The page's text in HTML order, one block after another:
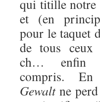
qui titille notre
et (en
pour le taquet
de tous
ch… enfin
compris.
Gewaltne perd